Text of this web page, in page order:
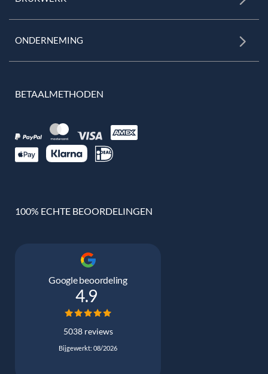
ONDERNEMING
BETAALMETHODEN
100% ECHTE BEOORDELINGEN
Google beoordeling
4.9
5038 reviews
Bijgewerkt: 08/2026